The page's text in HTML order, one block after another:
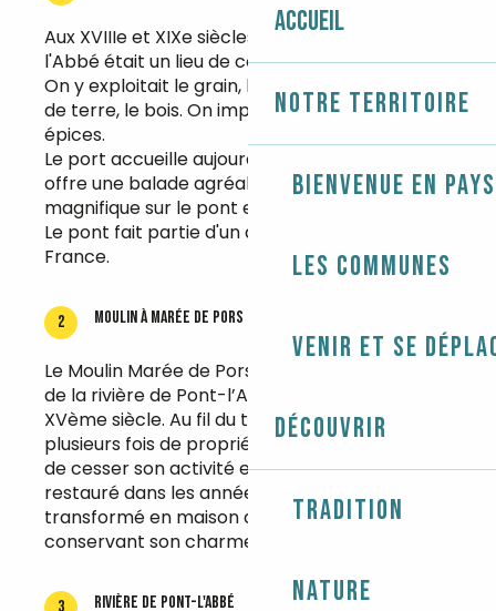
Accueil
Notre territoire
Bienvenue en
Les communes
Venir et se
Découvrir
Tradition
Nature
Aux XVIIIe et XIXe siècles, le port de Pont-
l'Abbé était un lieu de commerce important.
On y exploitait le grain, le poisson, les pommes
de terre, le bois. On importait le vin, le sel et les
épices.
Le port accueille aujourd'hui quelques bateaux,
offre une balade agréable et un point de vue
magnifique sur le pont et le donjon du château.
Le pont fait partie d'un des 3 ponts habités de
France.
2 Moulin à marée de Pors Moro
Le Moulin Marée de Pors Moro, emblématique
de la rivière de Pont-l’Abbé, a été édifié au
XVème siècle. Au fil du temps, il a changé
plusieurs fois de propriétaire et de nom avant
de cesser son activité en 1931. Complètement
restauré dans les années 1980, il est aujourd'hui
transformé en maison d’habitation, tout en
conservant son charme historique.
3 Rivière de Pont-l'Abbé